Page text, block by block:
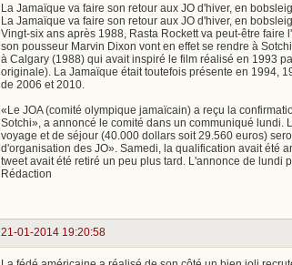
La Jamaïque va faire son retour aux JO d'hiver, en
La Jamaïque va faire son retour aux JO d'hiver, en
Vingt-six ans après 1988, Rasta Rockett va peut-être
son pousseur Marvin Dixon vont en effet se rendre à
à Calgary (1988) qui avait inspiré le film réalisé en 1993
originale). La Jamaïque était toutefois présente en 1994,
de 2006 et 2010.
«Le JOA (comité olympique jamaïcain) a reçu la
Sotchi», a annoncé le comité dans un communiqué lundi.
voyage et de séjour (40.000 dollars soit 29.560 euros)
d'organisation des JO». Samedi, la qualification avait été
tweet avait été retiré un peu plus tard. L'annonce de lundi
Rédaction
21-01-2014 19:20:58